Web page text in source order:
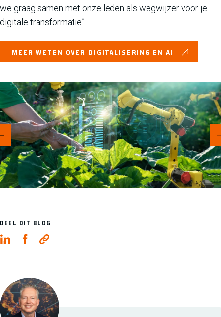
we graag samen met onze leden als wegwijzer voor je
digitale transformatie”.
MEER WETEN OVER DIGITALISERING EN AI
DEEL DIT BLOG